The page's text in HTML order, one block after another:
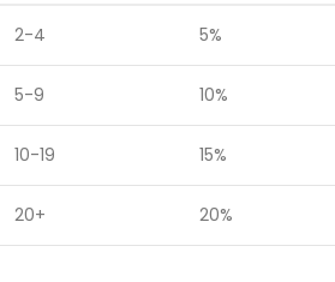
2-4 5%
5-9 10%
10-19 15%
20+ 20%